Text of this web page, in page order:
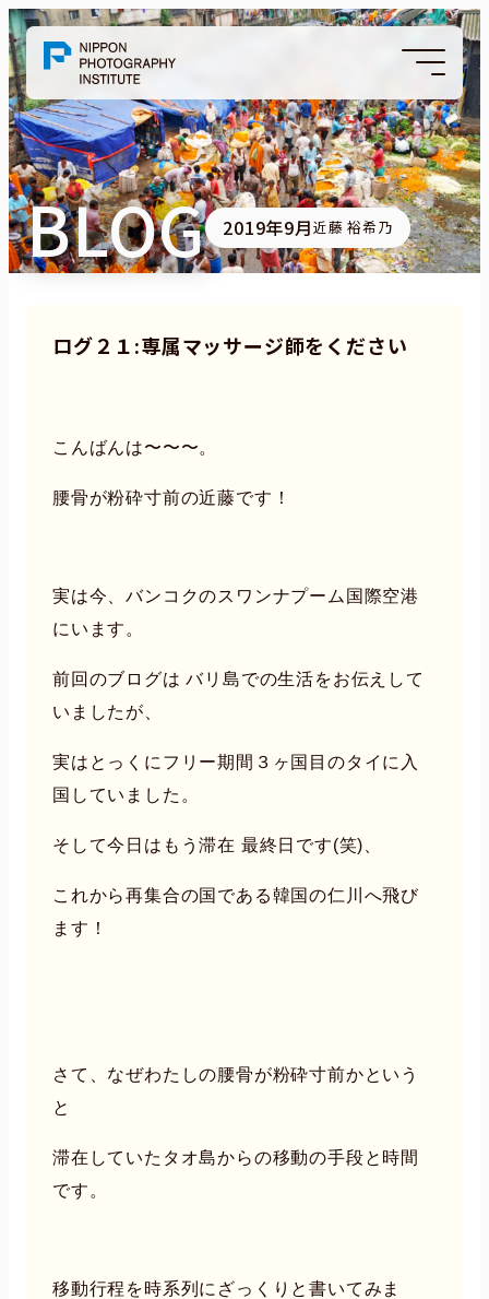
BLOG 2019年9月近藤 裕希乃
ログ２１:専属マッサージ師をください
こんばんは〜〜〜。
腰骨が粉砕寸前の近藤です！
実は今、バンコクのスワンナプーム国際空港
にいます。
前回のブログは バリ島での生活をお伝えして
いましたが、
実はとっくにフリー期間３ヶ国目のタイに入
国していました。
そして今日はもう滞在 最終日です(笑)、
これから再集合の国である韓国の仁川へ飛び
ます！
さて、なぜわたしの腰骨が粉砕寸前かという
と
滞在していたタオ島からの移動の手段と時間
です。
移動行程を時系列にざっくりと書いてみま